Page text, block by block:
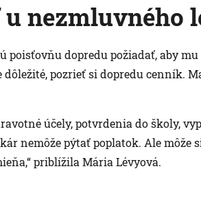
nezmluvného
poisťovňu dopredu požiadať, aby
pozrieť si dopredu cenník.
účely, potvrdenia do školy,
nemôže pýtať poplatok. Ale
priblížila Mária Lévyová.